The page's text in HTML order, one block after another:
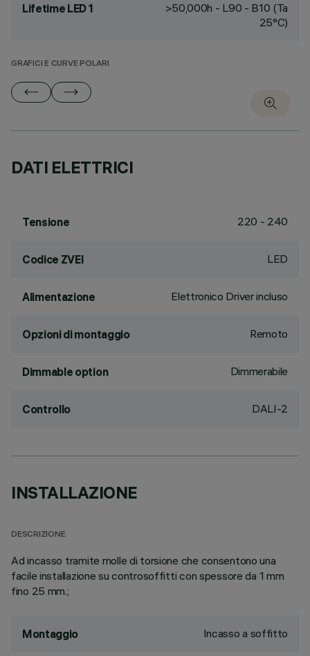
Lifetime LED 1
>50,000h - L90 - B10 (Ta
25°C)
GRAFICI E CURVE POLARI
DATI ELETTRICI
Tensione 220 - 240
Codice ZVEI LED
Alimentazione Elettronico Driver incluso
Opzioni di montaggio Remoto
Dimmable option Dimmerabile
Controllo DALI-2
INSTALLAZIONE
DESCRIZIONE
Ad incasso tramite molle di torsione che consentono una
facile installazione su controsoffitti con spessore da 1 mm
fino 25 mm.;
Montaggio Incasso a soffitto